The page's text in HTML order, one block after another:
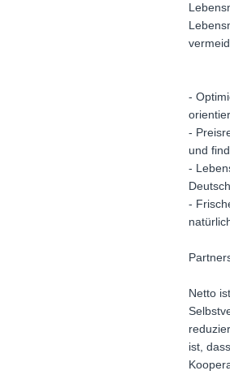
-
-
und
-
-
Netto
ist,